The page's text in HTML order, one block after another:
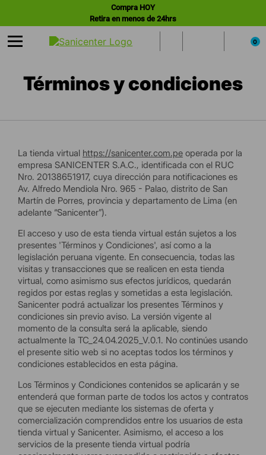
Compra HOY
Retira en menos de 24hrs
0
Términos y condiciones
La tienda virtual https://sanicenter.com.pe operada por la
empresa SANICENTER S.A.C., identificada con el RUC
Nro. 20138651917, cuya dirección para notificaciones es
Av. Alfredo Mendiola Nro. 965 - Palao, distrito de San
Martín de Porres, provincia y departamento de Lima (en
adelante “Sanicenter”).
El acceso y uso de esta tienda virtual están sujetos a los
presentes 'Términos y Condiciones', así como a la
legislación peruana vigente. En consecuencia, todas las
visitas y transacciones que se realicen en esta tienda
virtual, como asimismo sus efectos jurídicos, quedarán
regidos por estas reglas y sometidas a esta legislación.
Sanicenter podrá actualizar los presentes Términos y
condiciones sin previo aviso. La versión vigente al
momento de la consulta será la aplicable, siendo
actualmente la TC_24.04.2025_V.0.1. No continúes usando
el presente sitio web si no aceptas todos los términos y
condiciones establecidos en esta página.
Los Términos y Condiciones contenidos se aplicarán y se
entenderá que forman parte de todos los actos y contratos
que se ejecuten mediante los sistemas de oferta y
comercialización comprendidos entre los usuarios de esta
tienda virtual y Sanicenter. Asimismo, el acceso a los
servicios de la presente tienda virtual podría